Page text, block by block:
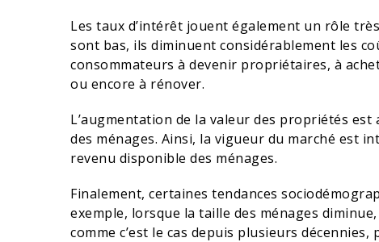
Les taux d’intérêt jouent également un rôle
sont bas, ils diminuent considérablement les
consommateurs à devenir propriétaires, à
ou encore à rénover.
L’augmentation de la valeur des propriétés
des ménages. Ainsi, la vigueur du marché est
revenu disponible des ménages.
Finalement, certaines tendances
exemple, lorsque la taille des ménages
comme c’est le cas depuis plusieurs